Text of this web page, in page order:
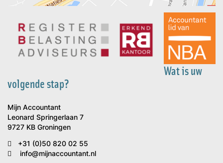
Wat is uw
volgende stap?
Mijn Accountant
Leonard Springerlaan 7
9727 KB Groningen
+31 (0)50 820 02 55
info@mijnaccountant.nl